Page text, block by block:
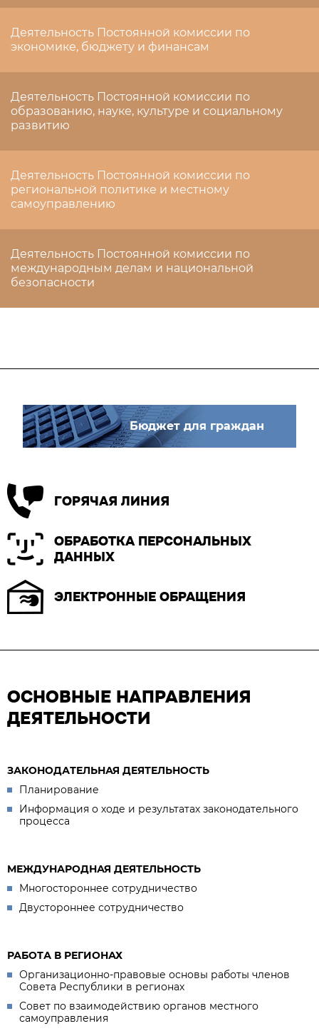
Деятельность Постоянной комиссии по
экономике, бюджету и финансам
Деятельность Постоянной комиссии по
образованию, науке, культуре и социальному
развитию
Деятельность Постоянной комиссии по
региональной политике и местному
самоуправлению
Деятельность Постоянной комиссии по
международным делам и национальной
безопасности
Бюджет для граждан
ГОРЯЧАЯ ЛИНИЯ
ОБРАБОТКА ПЕРСОНАЛЬНЫХ
ДАННЫХ
ЭЛЕКТРОННЫЕ ОБРАЩЕНИЯ
ОСНОВНЫЕ НАПРАВЛЕНИЯ
ДЕЯТЕЛЬНОСТИ
ЗАКОНОДАТЕЛЬНАЯ ДЕЯТЕЛЬНОСТЬ
Планирование
Информация о ходе и результатах законодательного
процесса
МЕЖДУНАРОДНАЯ ДЕЯТЕЛЬНОСТЬ
Многостороннее сотрудничество
Двустороннее сотрудничество
РАБОТА В РЕГИОНАХ
Организационно-правовые основы работы членов
Совета Республики в регионах
Совет по взаимодействию органов местного
самоуправления